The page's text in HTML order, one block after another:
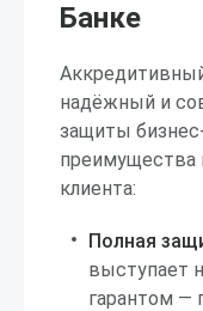
Банке
надёжный и
защиты
преимущества
клиента:
Полная
выступает
гарантом —